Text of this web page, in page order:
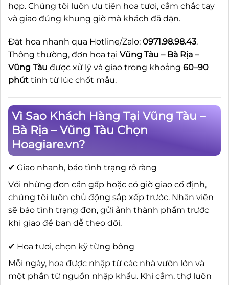
hợp. Chúng tôi luôn ưu tiên hoa tươi, cắm chắc tay
và giao đúng khung giờ mà khách đã dặn.
Đặt hoa nhanh qua Hotline/Zalo: 0971.98.98.43.
Thông thường, đơn hoa tại Vũng Tàu – Bà Rịa –
Vũng Tàu được xử lý và giao trong khoảng 60–90
phút tính từ lúc chốt mẫu.
Vì Sao Khách Hàng Tại Vũng Tàu –
Bà Rịa – Vũng Tàu Chọn
Hoagiare.vn?
✔ Giao nhanh, báo tình trạng rõ ràng
Với những đơn cần gấp hoặc có giờ giao cố định,
chúng tôi luôn chủ động sắp xếp trước. Nhân viên
sẽ báo tình trạng đơn, gửi ảnh thành phẩm trước
khi giao để bạn dễ theo dõi.
✔ Hoa tươi, chọn kỹ từng bông
Mỗi ngày, hoa được nhập từ các nhà vườn lớn và
một phần từ nguồn nhập khẩu. Khi cắm, thợ luôn